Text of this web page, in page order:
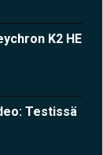
K2 HE
Testissä